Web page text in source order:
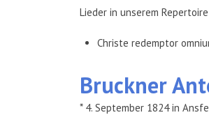
Lieder in unserem
Christe redemptor
Bruckner
* 4. September 1824 in